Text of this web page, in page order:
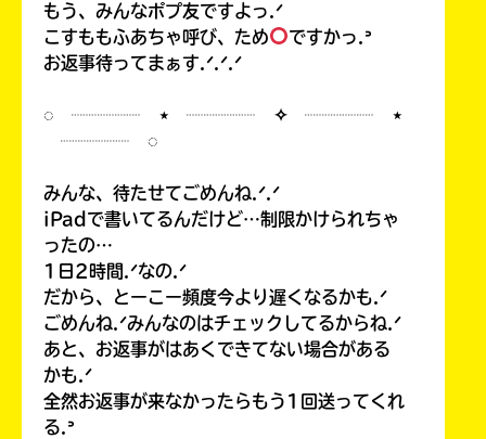
もう、みんなポプ友ですよっ.ᐟ
こすももふあちゃ呼び、ため
ですかっ.ᐣ
お返事待ってまぁす.ᐟ.ᐟ.ᐟ
◌ ┈┈┈┈ ⋆ ┈┈┈┈ ✧ ┈┈┈┈ ⋆
┈┈┈┈ ◌
みんな、待たせてごめんね.ᐟ.ᐟ
iPadで書いてるんだけど…制限かけられちゃ
ったの…
1日2時間.ᐟなの.ᐟ
だから、とーこー頻度今より遅くなるかも.ᐟ
ごめんね.ᐟみんなのはチェックしてるからね.ᐟ
あと、お返事がはあくできてない場合がある
かも.ᐟ
全然お返事が来なかったらもう1回送ってくれ
る.ᐣ